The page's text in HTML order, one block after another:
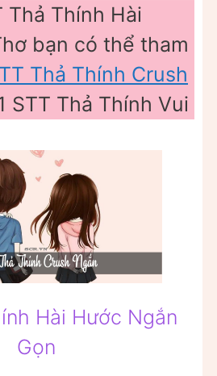
Thả Thính Hài
bạn có thể tham
Thả Thính Crush
STT Thả Thính Vui
Hài Hước Ngắn
Gọn